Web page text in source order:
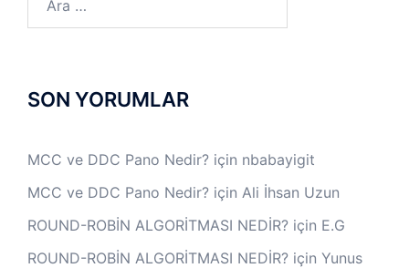
SON YORUMLAR
MCC ve DDC Pano Nedir? için nbabayigit
MCC ve DDC Pano Nedir? için Ali İhsan Uzun
ROUND-ROBİN ALGORİTMASI NEDİR? için E.G
ROUND-ROBİN ALGORİTMASI NEDİR? için Yunus